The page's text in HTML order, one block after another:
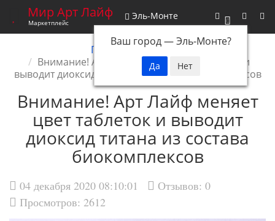
0
Мир Арт Лайф
Маркетплейс
Эль-Монте
Ваш город —Эль-Монте?
Главная
Новости
Внимание! Арт Лайф меняет цвет таблеток и
выводит диоксид титана из состава биокомплексов
Внимание! Арт Лайф меняет
цвет таблеток и выводит
диоксид титана из состава
биокомплексов
04 декабря 2020 08:10:01 Отзывов: 0
Просмотров: 2612